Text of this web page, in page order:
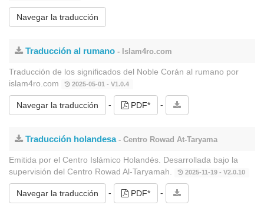
Navegar la traducción
Traducción al rumano - Islam4ro.com
Traducción de los significados del Noble Corán al rumano por
islam4ro.com
2025-05-01 - V1.0.4
Navegar la traducción - PDF* -
Traducción holandesa- Centro Rowad At-Taryama
Emitida por el Centro Islámico Holandés. Desarrollada bajo la
supervisión del Centro Rowad Al-Taryamah.
2025-11-19 - V2.0.10
Navegar la traducción - PDF* -